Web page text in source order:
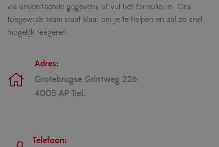
via onderstaande gegevens of vul het formulier in. Ons
toegewijde team staat klaar om je te helpen en zal zo snel
mogelijk reageren.
Adres:
Grotebrugse Grintweg 226
4005 AP Tiel.
Telefoon: